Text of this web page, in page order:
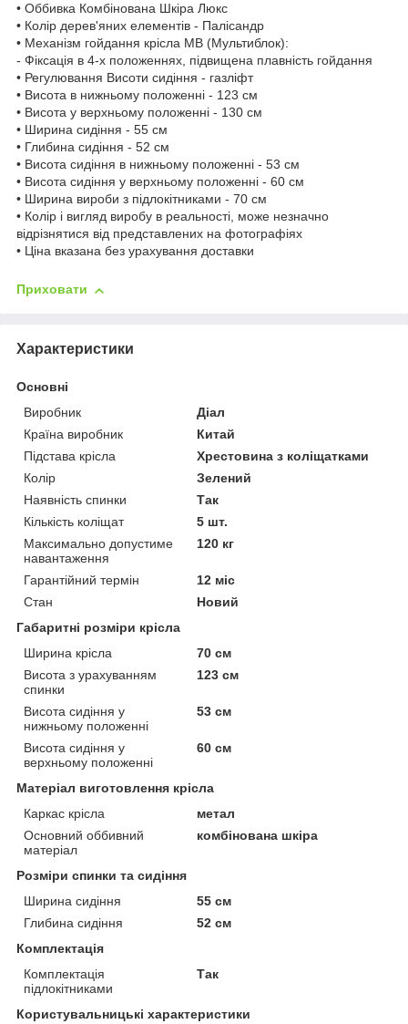
• Оббивка Комбінована Шкіра Люкс
• Колір дерев'яних елементів - Палісандр
• Механізм гойдання крісла МВ (Мультиблок):
- Фіксація в 4-х положеннях, підвищена плавність гойдання
• Регулювання Висоти сидіння - газліфт
• Висота в нижньому положенні - 123 см
• Висота у верхньому положенні - 130 см
• Ширина сидіння - 55 см
• Глибина сидіння - 52 см
• Висота сидіння в нижньому положенні - 53 см
• Висота сидіння у верхньому положенні - 60 см
• Ширина вироби з підлокітниками - 70 см
• Колір і вигляд виробу в реальності, може незначно
відрізнятися від представлених на фотографіях
• Ціна вказана без урахування доставки
Приховати
Характеристики
Основні
Виробник
Діал
Країна виробник
Китай
Підстава крісла
Хрестовина з коліщатками
Колір
Зелений
Наявність спинки
Так
Кількість коліщат
5 шт.
Максимально допустиме
навантаження
120 кг
Гарантійний термін
12 міс
Стан
Новий
Габаритні розміри крісла
Ширина крісла
70 см
Висота з урахуванням
спинки
123 см
Висота сидіння у
нижньому положенні
53 см
Висота сидіння у
верхньому положенні
60 см
Матеріал виготовлення крісла
Каркас крісла
метал
Основний оббивний
матеріал
комбінована шкіра
Розміри спинки та сидіння
Ширина сидіння
55 см
Глибина сидіння
52 см
Комплектація
Комплектація
підлокітниками
Так
Користувальницькі характеристики